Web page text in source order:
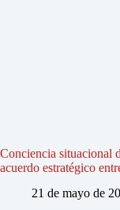
Conciencia situacional
acuerdo estratégico
21 de mayo de